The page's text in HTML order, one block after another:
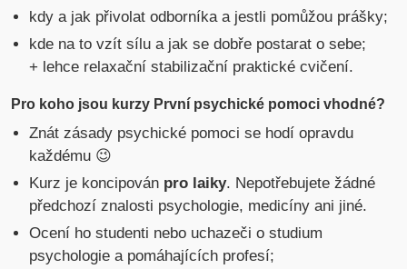
kdy a jak přivolat odborníka a jestli pomůžou prášky;
kde na to vzít sílu a jak se dobře postarat o sebe;
+ lehce relaxační stabilizační praktické cvičení.
Pro koho jsou kurzy První psychické pomoci vhodné?
Znát zásady psychické pomoci se hodí opravdu
každému 😉
Kurz je koncipován pro laiky. Nepotřebujete žádné
předchozí znalosti psychologie, medicíny ani jiné.
Ocení ho studenti nebo uchazeči o studium
psychologie a pomáhajících profesí;